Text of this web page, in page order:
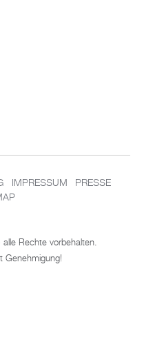
IMPRESSUM
PRESSE
alle Rechte vorbehalten.
Genehmigung!